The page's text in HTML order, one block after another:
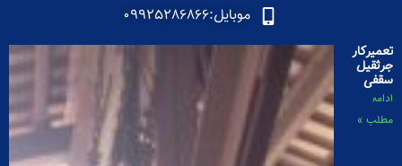
موبایل:۰۹۹۲۵۲۸۶۸۶۶
تعمیرکار
جرثقیل
سقفی
ادامه
مطلب »